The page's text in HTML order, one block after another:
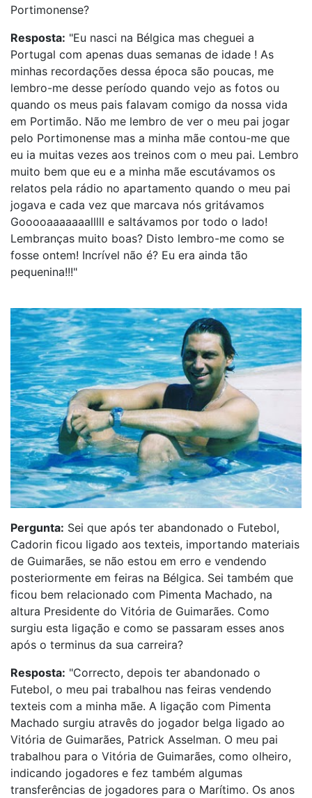
Portimonense?
Resposta: "Eu nasci na Bélgica mas cheguei a
Portugal com apenas duas semanas de idade ! As
minhas recordações dessa época são poucas, me
lembro-me desse período quando vejo as fotos ou
quando os meus pais falavam comigo da nossa vida
em Portimão. Não me lembro de ver o meu pai jogar
pelo Portimonense mas a minha mãe contou-me que
eu ia muitas vezes aos treinos com o meu pai. Lembro
muito bem que eu e a minha mãe escutávamos os
relatos pela rádio no apartamento quando o meu pai
jogava e cada vez que marcava nós gritávamos
Gooooaaaaaaalllll e saltávamos por todo o lado!
Lembranças muito boas? Disto lembro-me como se
fosse ontem! Incrível não é? Eu era ainda tão
pequenina!!!"
Pergunta: Sei que após ter abandonado o Futebol,
Cadorin ficou ligado aos texteis, importando materiais
de Guimarães, se não estou em erro e vendendo
posteriormente em feiras na Bélgica. Sei também que
ficou bem relacionado com Pimenta Machado, na
altura Presidente do Vitória de Guimarães. Como
surgiu esta ligação e como se passaram esses anos
após o terminus da sua carreira?
Resposta: "Correcto, depois ter abandonado o
Futebol, o meu pai trabalhou nas feiras vendendo
texteis com a minha mãe. A ligação com Pimenta
Machado surgiu atravês do jogador belga ligado ao
Vitória de Guimarães, Patrick Asselman. O meu pai
trabalhou para o Vitória de Guimarães, como olheiro,
indicando jogadores e fez também algumas
transferências de jogadores para o Marítimo. Os anos